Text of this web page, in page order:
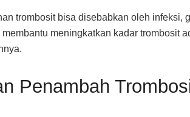
trombosit bisa disebabkan oleh
meningkatkan kadar trombosit
Penambah